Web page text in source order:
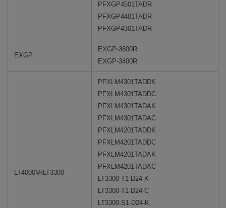
PFXGP4501TADR
PFXGP4401TADR
PFXGP4301TADR
EXGP
EXGP-3600R
EXGP-3400R
LT4000M/LT3300
PFXLM4301TADDK
PFXLM4301TADDC
PFXLM4301TADAK
PFXLM4301TADAC
PFXLM4201TADDK
PFXLM4201TADDC
PFXLM4201TADAK
PFXLM4201TADAC
LT3300-T1-D24-K
LT3300-T1-D24-C
LT3300-S1-D24-K